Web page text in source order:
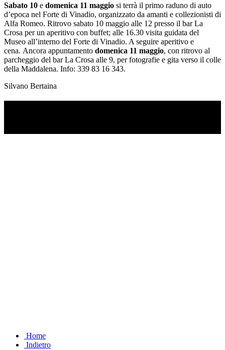
Sabato 10 e domenica 11 maggio si terrà il primo raduno di auto
d’epoca nel Forte di Vinadio, organizzato da amanti e collezionisti di
Alfa Romeo. Ritrovo sabato 10 maggio alle 12 presso il bar La
Crosa per un aperitivo con buffet; alle 16.30 visita guidata del
Museo all’interno del Forte di Vinadio. A seguire aperitivo e
cena. Ancora appuntamento domenica 11 maggio, con ritrovo al
parcheggio del bar La Crosa alle 9, per fotografie e gita verso il colle
della Maddalena. Info: 339 83 16 343.
Silvano Bertaina
Home
Indietro